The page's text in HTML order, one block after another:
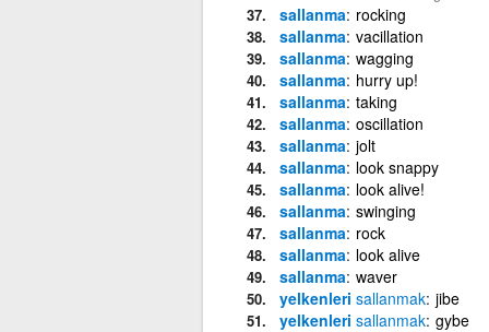
sallanma rocking
sallanma vacillation
sallanma wagging
sallanma hurry up!
sallanma taking
sallanma oscillation
sallanma jolt
sallanma look snappy
sallanma look alive!
sallanma swinging
sallanma rock
sallanma look alive
sallanma waver
yelkenleri sallanmak jibe
yelkenleri sallanmak gybe